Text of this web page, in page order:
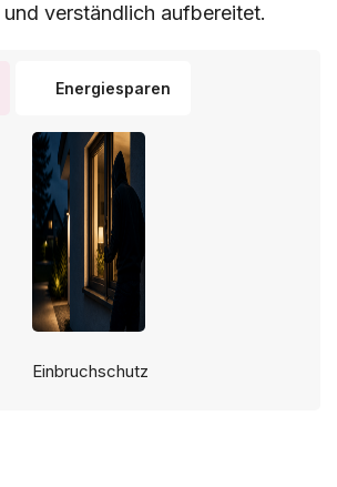
und verständlich aufbereitet.
Energiesparen
Einbruchschutz